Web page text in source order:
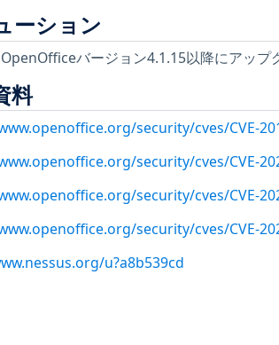
ーション
バージョン4.1.15以降にアップ
料
security/cves/CVE-
security/cves/CVE-
security/cves/CVE-
security/cves/CVE-
u?a8b539cd